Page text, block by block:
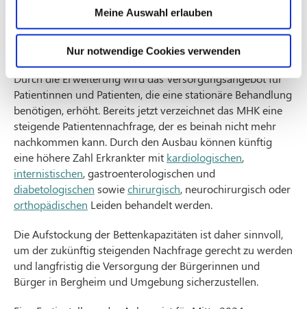
Meine Auswahl erlauben
Nur notwendige Cookies verwenden
Versorgungsangebot für die Menschen im Rhein-Erft-
Kreis erweitern
Durch die Erweiterung wird das Versorgungsangebot für
Patientinnen und Patienten, die eine stationäre Behandlung
benötigen, erhöht. Bereits jetzt verzeichnet das MHK eine
steigende Patientennachfrage, der es beinah nicht mehr
nachkommen kann. Durch den Ausbau können künftig
eine höhere Zahl Erkrankter mit kardiologischen,
internistischen, gastroenterologischen und
diabetologischen sowiechirurgisch, neurochirurgisch oder
orthopädischen Leiden behandelt werden.
Die Aufstockung der Bettenkapazitäten ist daher sinnvoll,
um der zukünftig steigenden Nachfrage gerecht zu werden
und langfristig die Versorgung der Bürgerinnen und
Bürger in Bergheim und Umgebung sicherzustellen.